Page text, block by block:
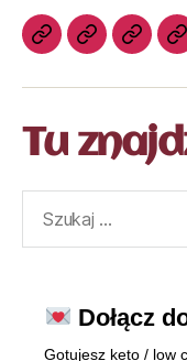
Tu
Dołącz
Gotujesz keto / low